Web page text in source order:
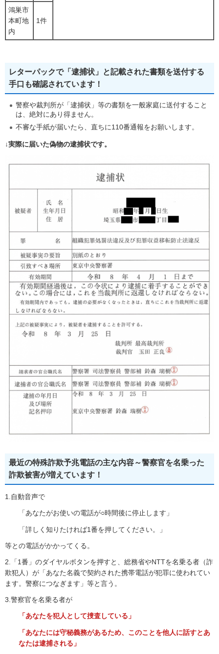
鴻巣市
本町地
内
1件
レターパックで「逮捕状」と記載された書類を送付する
手口も確認されています！
警察や裁判所が「逮捕状」等の書類を一般家庭に送付すること
は、絶対にあり得ません。
不審な手紙が届いたら、直ちに110番通報をお願いします。
↓実際に届いた偽物の逮捕状です。
最近の特殊詐欺予兆電話の主な内容～警察官を名乗った
詐欺被害が増えています！
1.自動音声で
「あなたがお使いの電話が○時間後に停止します」
「詳しく知りたければ1番を押してください。」
等との電話がかかってくる。
2.「1番」のダイヤルボタンを押すと、総務省やNTTを名乗る者（詐
欺犯人）が「あなた名義で契約された携帯電話が犯罪に使われてい
ます。警察につなぎます」等と言う。
3.警察官を名乗る者が
「あなたを犯人として捜査している」
「あなたには守秘義務があるため、このことを他人に話すとあ
なたは逮捕される」